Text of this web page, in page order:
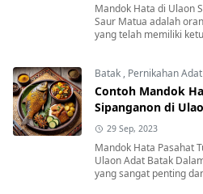
Mandok Hata di Ulaon
Saur Matua adalah
yang telah memiliki
Batak , Pernikahan
Contoh Mandok
Sipanganon di
29 Sep, 2023
Mandok Hata Pasahat
Ulaon Adat Batak
yang sangat penting